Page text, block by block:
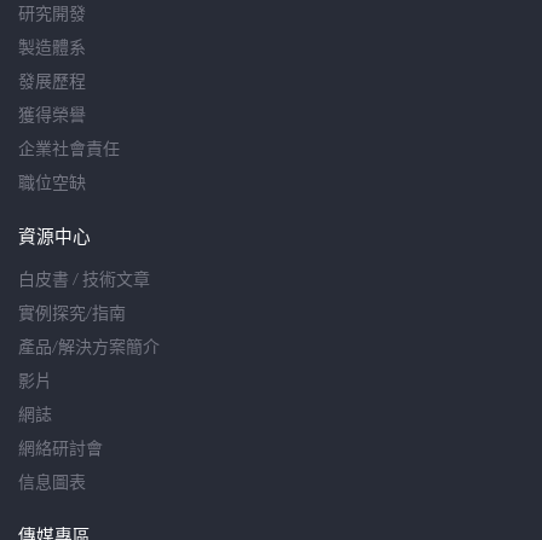
研究開發
製造體系
發展歷程
獲得榮譽
企業社會責任
職位空缺
資源中心
白皮書 / 技術文章
實例探究/指南
產品/解決方案簡介
影片
網誌
網絡研討會
信息圖表